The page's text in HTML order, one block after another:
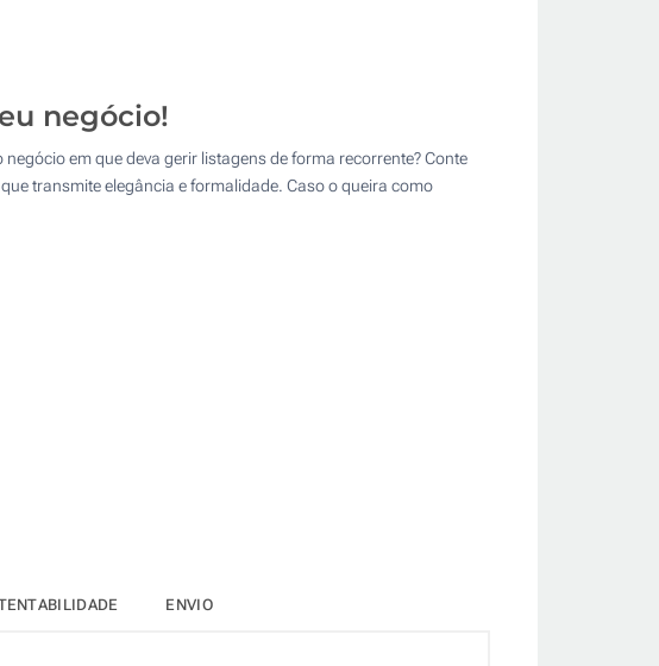
Atualizar
negócio!
em que deva gerir listagens de forma recorrente? Conte
transmite elegância e formalidade. Caso o queira como
ENVIO